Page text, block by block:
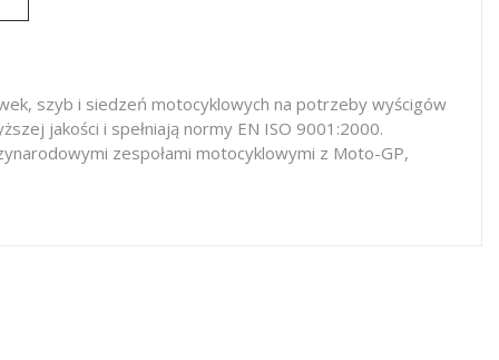
szyb i siedzeń motocyklowych na potrzeby wyścigów
jakości i spełniają normy EN ISO 9001:2000.
zespołami motocyklowymi z Moto-GP,